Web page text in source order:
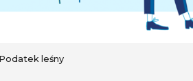
Podatek leśny